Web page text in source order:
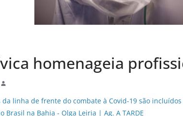
homenageia